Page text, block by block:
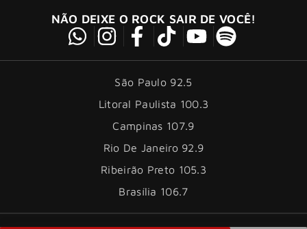
NÃO DEIXE O ROCK SAIR DE VOCÊ!
São Paulo 92.5
Litoral Paulista 100.3
Campinas 107.9
Rio De Janeiro 92.9
Ribeirão Preto 105.3
Brasília 106.7